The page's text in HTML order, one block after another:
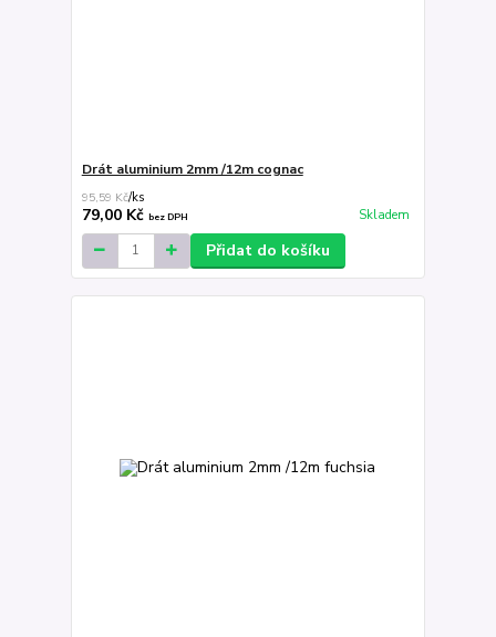
Drát aluminium 2mm /12m cognac
95,59 Kč/ks
79,00 Kč bez DPH Skladem
Přidat do košíku